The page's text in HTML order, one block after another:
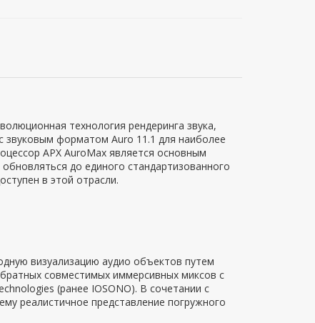
технология рендеринга звука,
звуковым форматом Auro 11.1 для наиболее
APX AuroMax является основным
до единого стандартизованного
в этой отрасли.
визуализацию аудио объектов путем
совместимых иммерсивных миксов с
(ранее IOSONO). В сочетании с
реалистичное представление погружного